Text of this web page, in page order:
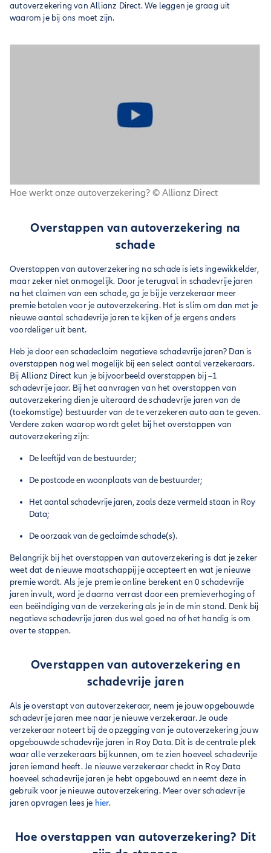
autoverzekering van Allianz Direct. We leggen je graag uit
waarom je bij ons moet zijn.
Hoe werkt onze autoverzekering? © Allianz Direct
Overstappen van autoverzekering na
schade
Overstappen van autoverzekering na schade is iets ingewikkelder,
maar zeker niet onmogelijk. Door je terugval in schadevrije jaren
na het claimen van een schade, ga je bij je verzekeraar meer
premie betalen voor je autoverzekering. Het is slim om dan met je
nieuwe aantal schadevrije jaren te kijken of je ergens anders
voordeliger uit bent.
Heb je door een schadeclaim negatieve schadevrije jaren? Dan is
overstappen nog wel mogelijk bij een select aantal verzekeraars.
Bij Allianz Direct kun je bijvoorbeeld overstappen bij –1
schadevrije jaar. Bij het aanvragen van het overstappen van
autoverzekering dien je uiteraard de schadevrije jaren van de
(toekomstige) bestuurder van de te verzekeren auto aan te geven.
Verdere zaken waarop wordt gelet bij het overstappen van
autoverzekering zijn:
De leeftijd van de bestuurder;
De postcode en woonplaats van de bestuurder;
Het aantal schadevrije jaren, zoals deze vermeld staan in Roy
Data;
De oorzaak van de geclaimde schade(s).
Belangrijk bij het overstappen van autoverzekering is dat je zeker
weet dat de nieuwe maatschappij je accepteert en wat je nieuwe
premie wordt. Als je je premie online berekent en 0 schadevrije
jaren invult, word je daarna verrast door een premieverhoging of
een beëindiging van de verzekering als je in de min stond. Denk bij
negatieve schadevrije jaren dus wel goed na of het handig is om
over te stappen.
Overstappen van autoverzekering en
schadevrije jaren
Als je overstapt van autoverzekeraar, neem je jouw opgebouwde
schadevrije jaren mee naar je nieuwe verzekeraar. Je oude
verzekeraar noteert bij de opzegging van je autoverzekering jouw
opgebouwde schadevrije jaren in Roy Data. Dit is de centrale plek
waar alle verzekeraars bij kunnen, om te zien hoeveel schadevrije
jaren iemand heeft. Je nieuwe verzekeraar checkt in Roy Data
hoeveel schadevrije jaren je hebt opgebouwd en neemt deze in
gebruik voor je nieuwe autoverzekering. Meer over schadevrije
jaren opvragen lees je hier.
Hoe overstappen van autoverzekering? Dit